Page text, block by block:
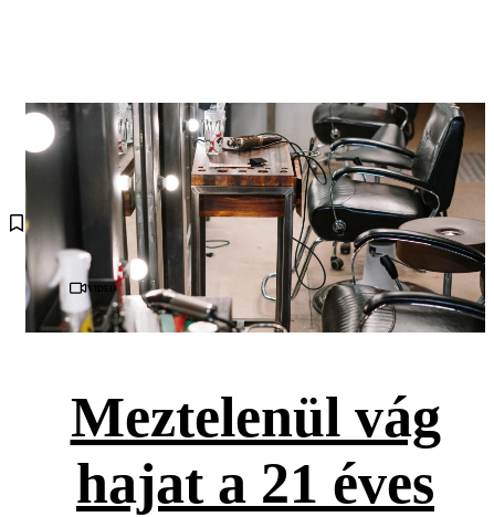
Videó
Meztelenül vág
hajat a 21 éves